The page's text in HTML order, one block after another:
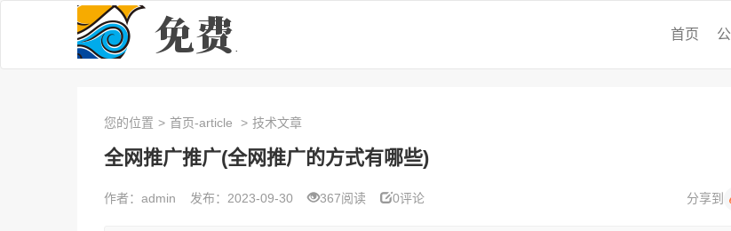
首页
您的位置 > 首页-article > 技术文章
全网推广推广(全网推广的方式有哪些)
作者：admin 发布：2023-09-30 367阅读 0评论 分享到